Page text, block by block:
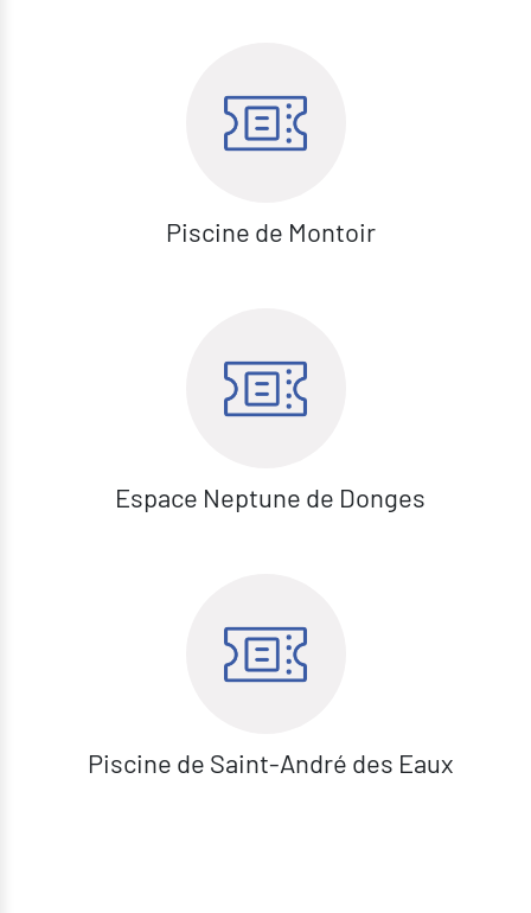
Piscine de Montoir
Espace Neptune de Donges
Piscine de Saint-André des Eaux